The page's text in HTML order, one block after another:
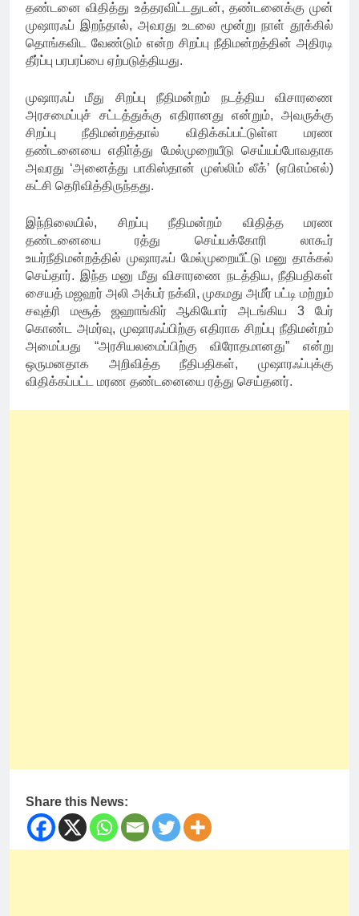
தண்டனை விதித்து உத்தரவிட்டதுடன், தண்டனைக்கு முன்
முஷாரஃப் இறந்தால், அவரது உடலை மூன்று நாள் தூக்கில்
தொங்கவிட வேண்டும் என்ற சிறப்பு நீதிமன்றத்தின் அதிரடி
தீர்ப்பு பரபரப்பை ஏற்படுத்தியது.
முஷாரஃப் மீது சிறப்பு நீதிமன்றம் நடத்திய விசாரணை
அரசமைப்புச் சட்டத்துக்கு எதிரானது என்றும், அவருக்கு
சிறப்பு நீதிமன்றத்தால் விதிக்கப்பட்டுள்ள மரண
தண்டனையை எதிா்த்து மேல்முறையீடு செய்யப்போவதாக
அவரது ‘அனைத்து பாகிஸ்தான் முஸ்லிம் லீக்’ (ஏபிஎம்எல்)
கட்சி தெரிவித்திருந்தது.
இந்நிலையில், சிறப்பு நீதிமன்றம் விதித்த மரண
தண்டனையை ரத்து செய்யக்கோரி லாகூர்
உயர்நீதிமன்றத்தில் முஷாரஃப் மேல்முறையீட்டு மனு தாக்கல்
செய்தார். இந்த மனு மீது விசாரணை நடத்திய, நீதிபதிகள்
சையத் மஜஹர் அலி அக்பர் நக்வி, முகமது அமீர் பட்டி மற்றும்
சவுத்ரி மசூத் ஜஹாங்கிர் ஆகியோர் அடங்கிய 3 பேர்
கொண்ட அமர்வு, முஷாரஃப்பிற்கு எதிராக சிறப்பு நீதிமன்றம்
அமைப்பது “அரசியலமைப்பிற்கு விரோதமானது” என்று
ஒருமனதாக அறிவித்த நீதிபதிகள், முஷாரஃப்புக்கு
விதிக்கப்பட்ட மரண தண்டனையை ரத்து செய்தனர்.
Share this News: